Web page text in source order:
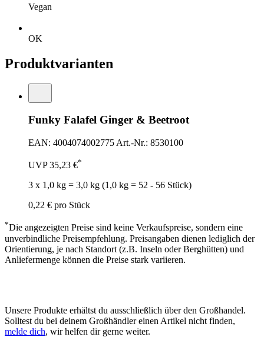
Vegan
OK
Produktvarianten
Funky Falafel Ginger & Beetroot
EAN: 4004074002775 Art.-Nr.: 8530100
UVP35,23 €*
3 x 1,0 kg = 3,0 kg (1,0 kg = 52 - 56 Stück)
0,22 € pro Stück
*Die angezeigten Preise sind keine Verkaufspreise, sondern eine
unverbindliche Preisempfehlung. Preisangaben dienen lediglich der
Orientierung, je nach Standort (z.B. Inseln oder Berghütten) und
Anliefermenge können die Preise stark variieren.
Unsere Produkte erhältst du ausschließlich über den Großhandel.
Solltest du bei deinem Großhändler einen Artikel nicht finden,
melde dich, wir helfen dir gerne weiter.